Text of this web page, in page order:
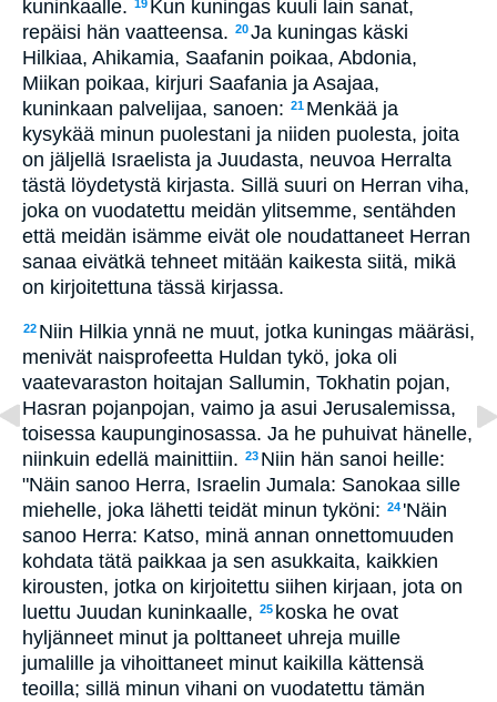
kuninkaalle. 19 Kun kuningas kuuli lain sanat,
repäisi hän vaatteensa. 20Ja kuningas käski
Hilkiaa, Ahikamia, Saafanin poikaa, Abdonia,
Miikan poikaa, kirjuri Saafania ja Asajaa,
kuninkaan palvelijaa, sanoen: 21 Menkää ja
kysykää minun puolestani ja niiden puolesta, joita
on jäljellä Israelista ja Juudasta, neuvoa Herralta
tästä löydetystä kirjasta. Sillä suuri on Herran viha,
joka on vuodatettu meidän ylitsemme, sentähden
että meidän isämme eivät ole noudattaneet Herran
sanaa eivätkä tehneet mitään kaikesta siitä, mikä
on kirjoitettuna tässä kirjassa.
22 Niin Hilkia ynnä ne muut, jotka kuningas määräsi,
menivät naisprofeetta Huldan tykö, joka oli
vaatevaraston hoitajan Sallumin, Tokhatin pojan,
Hasran pojanpojan, vaimo ja asui Jerusalemissa,
toisessa kaupunginosassa. Ja he puhuivat hänelle,
niinkuin edellä mainittiin. 23 Niin hän sanoi heille:
"Näin sanoo Herra, Israelin Jumala: Sanokaa sille
miehelle, joka lähetti teidät minun tyköni: 24 'Näin
sanoo Herra: Katso, minä annan onnettomuuden
kohdata tätä paikkaa ja sen asukkaita, kaikkien
kirousten, jotka on kirjoitettu siihen kirjaan, jota on
luettu Juudan kuninkaalle, 25 koska he ovat
hyljänneet minut ja polttaneet uhreja muille
jumalille ja vihoittaneet minut kaikilla kättensä
teoilla; sillä minun vihani on vuodatettu tämän